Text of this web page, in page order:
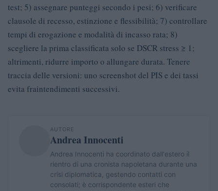
test; 5) assegnare punteggi secondo i pesi; 6) verificare
clausole di recesso, estinzione e flessibilità; 7) controllare
tempi di erogazione e modalità di incasso rata; 8)
scegliere la prima classificata solo se DSCR stress ≥ 1;
altrimenti, ridurre importo o allungare durata. Tenere
traccia delle versioni: uno screenshot del PIS e dei tassi
evita fraintendimenti successivi.
AUTORE
Andrea Innocenti
Andrea Innocenti ha coordinato dall'estero il
rientro di una cronista napoletana durante una
crisi diplomatica, gestendo contatti con
consolati; è corrispondente esteri che